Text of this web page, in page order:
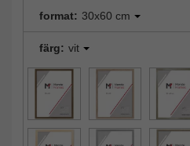
format: 30x60 cm
färg: vit